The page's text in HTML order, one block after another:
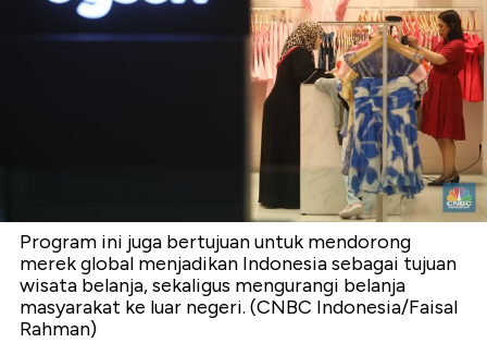
Program ini juga bertujuan untuk mendorong
merek global menjadikan Indonesia sebagai tujuan
wisata belanja, sekaligus mengurangi belanja
masyarakat ke luar negeri. (CNBC Indonesia/Faisal
Rahman)